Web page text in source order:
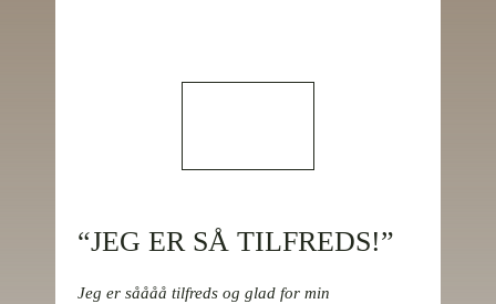
“JEG ER SÅ TILFREDS!”
Jeg er såååå tilfreds og glad for min